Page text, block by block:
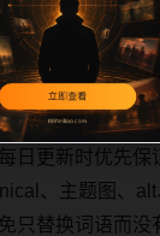
读场景整理，核
和相关长尾需求
热门内容推荐、
让用户不用反复
日更新时优先保
、主题图、
只替换词语而没